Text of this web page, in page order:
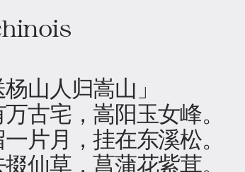
杨山人归嵩山」
古宅，嵩阳玉女峰。
片月，挂在东溪松。
仙草，菖蒲花紫茸。